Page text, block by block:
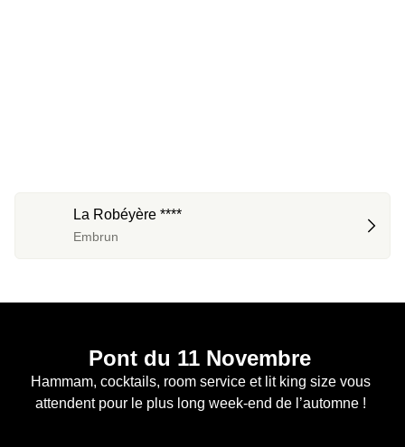
La Robéyère ****
Embrun
Pont du 11 Novembre
Hammam, cocktails, room service et lit king size vous
attendent pour le plus long week-end de l’automne !